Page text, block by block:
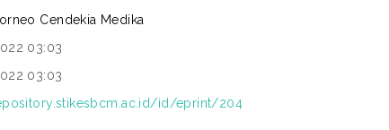
Cendekia Medika
03:03
03:03
id/eprint/204